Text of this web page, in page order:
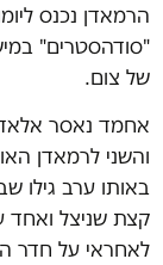
הרמאדן נכנס
של צום.
אחמד נאסר
באותו ערב גילו
קצת שניצל ואחד
לאחראי על חדר